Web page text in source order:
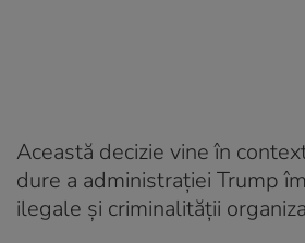
Această decizie vine în
dure a administrației Trump
ilegale și criminalității